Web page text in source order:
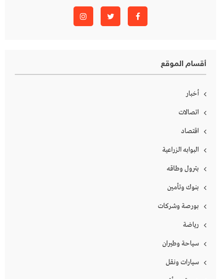
أقسام الموقع
أخبار
اتصالات
اقتصاد
البوابه الزراعية
بترول وطاقه
بنوك وتأمين
بورصة وشركات
رياضة
سياحة وطيران
سيارات ونقل